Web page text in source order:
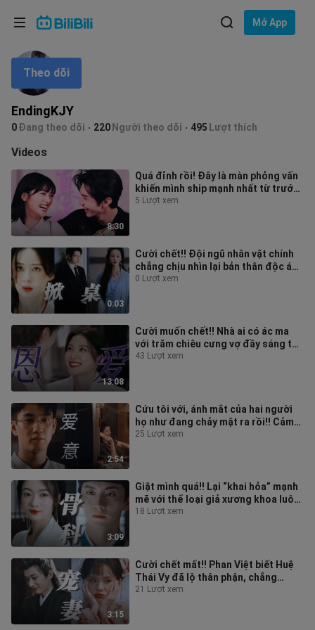
Mở App
EndingKJY
0Đang theo dõi 220 Người theo dõi 495 Lượt thích
Theo dõi
Videos
8:30
Quá đỉnh rồi! Đây là màn phỏng vấn
khiến mình ship mạnh nhất từ trước
đến nay! Hai người đây chẳng p
5 Lượt xem
0:03
Cười chết!! Đội ngũ nhân vật chính
chẳng chịu nhìn lại bản thân độc ác
đến mức nào, lại còn đổ lỗi c
0 Lượt xem
13:08
Cười muốn chết!! Nhà ai có ác ma
với trăm chiêu cưng vợ đầy sáng tạo
thế này!! Rồi còn cố tình nũng
43 Lượt xem
2:54
Cứu tôi với, ánh mắt của hai người
họ như đang chảy mật ra rồi!! Cảm
giác khoảnh khắc này anh ấy thự
25 Lượt xem
3:09
Giật mình quá!! Lại “khai hỏa” mạnh
mẽ với thể loại giả xương khoa luôn
rồi!! Anh chàng khiến nam ch
18 Lượt xem
3:15
Cười chết mất!! Phan Việt biết Huệ
Thái Vy đã lộ thân phận, chẳng
những cưng chiều vợ một cách
21 Lượt xem
Ngôn ngữ: Tiếng Việt
Lựa chọn ngôn ngữ
English
ภาษาไทย
Tiếng Việt
Bahasa Melayu